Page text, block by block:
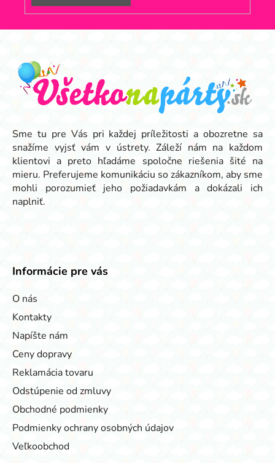
Z
Sme tu pre Vás pri každej príležitosti a obozretne sa
snažíme vyjsť vám v ústrety. Záleží nám na každom
klientovi a preto hľadáme spoločne riešenia šité na
mieru. Preferujeme komunikáciu so zákazníkom, aby sme
mohli porozumieť jeho požiadavkám a dokázali ich
naplniť.
Informácie pre vás
O nás
Kontakty
Napíšte nám
Ceny dopravy
Reklamácia tovaru
Odstúpenie od zmluvy
Obchodné podmienky
Podmienky ochrany osobných údajov
Veľkoobchod